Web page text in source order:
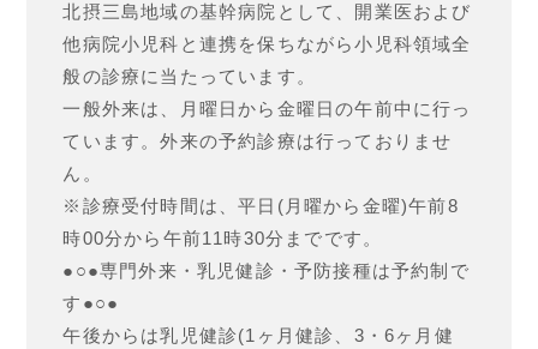
北摂三島地域の基幹病院として、開業医および
他病院小児科と連携を保ちながら小児科領域全
般の診療に当たっています。
一般外来は、月曜日から金曜日の午前中に行っ
ています。外来の予約診療は行っておりませ
ん。
※診療受付時間は、平日(月曜から金曜)午前8
時00分から午前11時30分までです。
●○●専門外来・乳児健診・予防接種は予約制で
す●○●
午後からは乳児健診(1ヶ月健診、3・6ヶ月健